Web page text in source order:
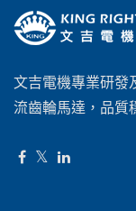
文吉電機專業研發
流齒輪馬達，品質